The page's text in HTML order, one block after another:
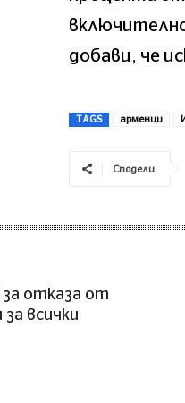
добави, че
TAGS арменци
Сподели
за отказа от
всички